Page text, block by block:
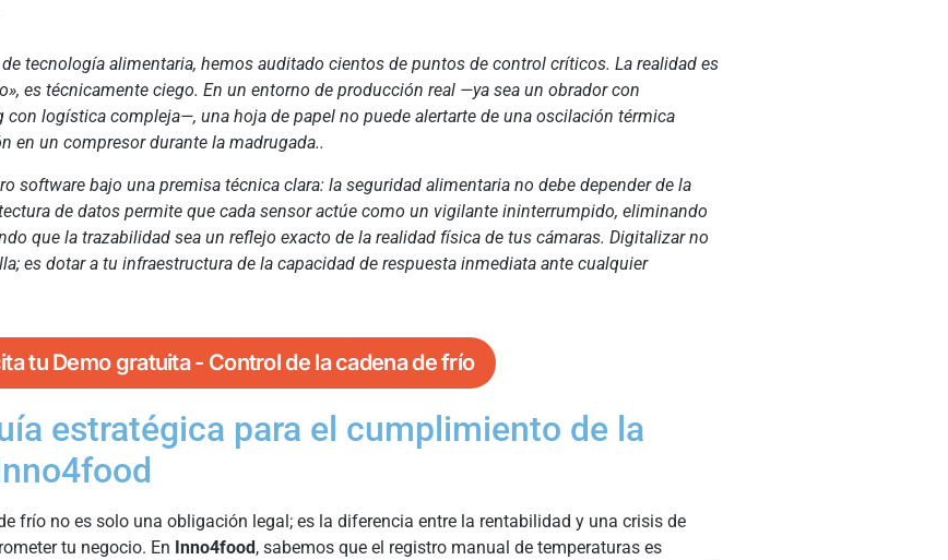
tecnología alimentaria, hemos auditado cientos de puntos de control críticos. La realidad es
es técnicamente ciego. En un entorno de producción real —ya sea un obrador con
logística compleja—, una hoja de papel no puede alertarte de una oscilación térmica
en un compresor durante la madrugada..
software bajo una premisa técnica clara: la seguridad alimentaria no debe depender de la
de datos permite que cada sensor actúe como un vigilante ininterrumpido, eliminando
que la trazabilidad sea un reflejo exacto de la realidad física de tus cámaras. Digitalizar no
es dotar a tu infraestructura de la capacidad de respuesta inmediata ante cualquier
tu Demo gratuita - Control de la cadena de frío
estratégica para el cumplimiento de la
frío no es solo una obligación legal; es la diferencia entre la rentabilidad y una crisis de
tu negocio. En Inno4food , sabemos que el registro manual de temperaturas es